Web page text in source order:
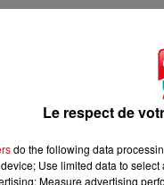
d'agglomération
Un "shopping
Le respect de
do the following data
Use limited data to
Measure advertising